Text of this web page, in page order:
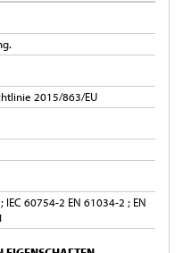
2015/863/EU
60754-2 EN 61034-2 ; EN